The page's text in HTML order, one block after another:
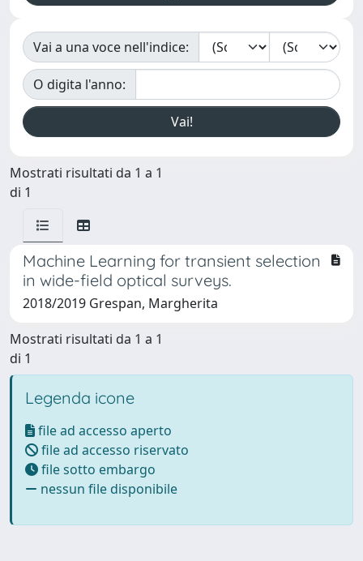
Vai a una voce nell'indice:
O digita l'anno:
Mostrati risultati da 1 a 1
di 1
Machine Learning for transient selection
in wide-field optical surveys.
2018/2019 Grespan, Margherita
Mostrati risultati da 1 a 1
di 1
Legenda icone
file ad accesso aperto
file ad accesso riservato
file sotto embargo
nessun file disponibile